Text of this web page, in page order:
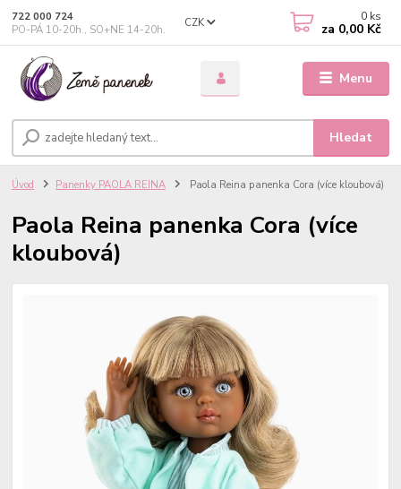
Menu
CZK
Hledat
722 000 724
PO-PÁ 10-20h., SO+NE 14-20h.
0 ks
za 0,00 Kč
Úvod Panenky PAOLA REINA Paola Reina panenka Cora (více kloubová)
Paola Reina panenka Cora (více
kloubová)